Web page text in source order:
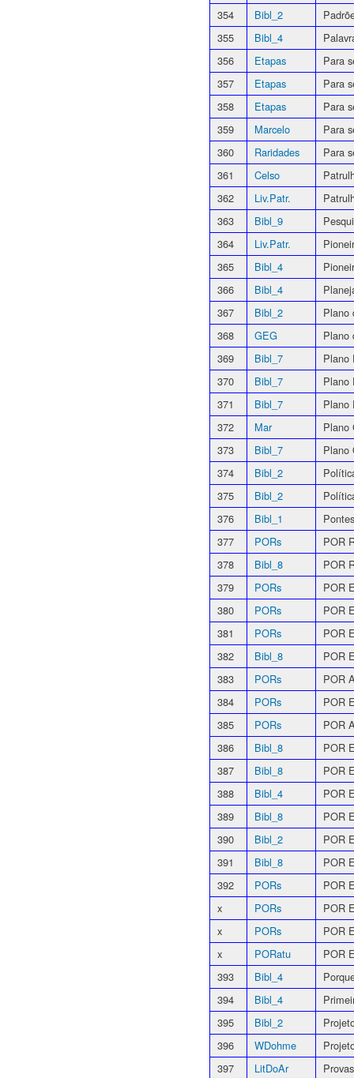
354
Bibl_2
355
Bibl_4
356
Etapas
Para
357
Etapas
Para
358
Etapas
Para
359
Marcelo
Para
360
Raridades
Para
361
Celso
362
Liv.Patr.
363
Bibl_9
364
Liv.Patr.
365
Bibl_4
366
Bibl_4
367
Bibl_2
Plano
368
GEG
Plano
369
Bibl_7
Plano
370
Bibl_7
Plano
371
Bibl_7
Plano
372
Mar
Plano
373
Bibl_7
Plano
374
Bibl_2
375
Bibl_2
376
Bibl_1
377
PORs
POR
378
Bibl_8
POR
379
PORs
POR
380
PORs
POR
381
PORs
POR
382
Bibl_8
POR
383
PORs
POR
384
PORs
POR
385
PORs
POR
386
Bibl_8
POR
387
Bibl_8
POR
388
Bibl_4
POR
389
Bibl_8
POR
390
Bibl_2
POR
391
Bibl_8
POR
392
PORs
POR
x
PORs
POR
x
PORs
POR
x
PORatu
POR
393
Bibl_4
394
Bibl_4
395
Bibl_2
396
WDohme
397
LitDoAr